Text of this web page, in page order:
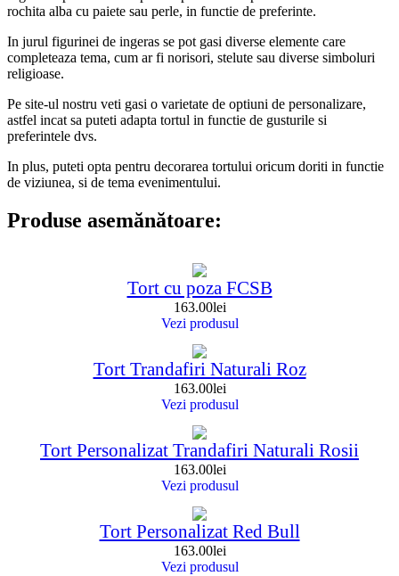
rochita alba cu paiete sau perle, in functie de preferinte.
In jurul figurinei de ingeras se pot gasi diverse elemente care
completeaza tema, cum ar fi norisori, stelute sau diverse simboluri
religioase.
Pe site-ul nostru veti gasi o varietate de optiuni de personalizare,
astfel incat sa puteti adapta tortul in functie de gusturile si
preferintele dvs.
In plus, puteti opta pentru decorarea tortului oricum doriti in functie
de viziunea, si de tema evenimentului.
Produse asemănătoare:
Tort cu poza FCSB
163.00lei
Vezi produsul
Tort Trandafiri Naturali Roz
163.00lei
Vezi produsul
Tort Personalizat Trandafiri Naturali Rosii
163.00lei
Vezi produsul
Tort Personalizat Red Bull
163.00lei
Vezi produsul